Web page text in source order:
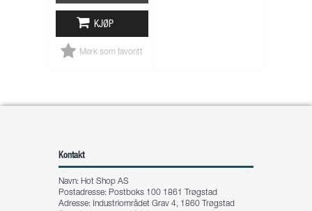
KJØP
Merk som favoritt
Kontakt
Navn: Hot Shop AS
Postadresse: Postboks 100 1861 Trøgstad
Adresse: Industriområdet Grav 4, 1860 Trøgstad